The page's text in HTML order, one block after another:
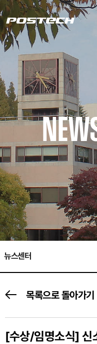
뉴스센터
목록으로 돌아가기
[수상/임명소식] 신